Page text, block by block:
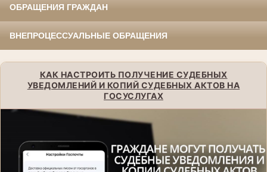
ОБРАЩЕНИЯ ГРАЖДАН
ВНЕПРОЦЕССУАЛЬНЫЕ ОБРАЩЕНИЯ
КАК НАСТРОИТЬ ПОЛУЧЕНИЕ СУДЕБНЫХ
УВЕДОМЛЕНИЙ И КОПИЙ СУДЕБНЫХ АКТОВ НА
ГОСУСЛУГАХ